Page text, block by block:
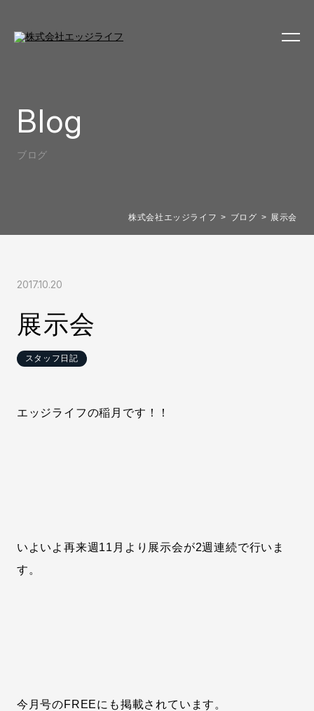
Blog
ブログ
株式会社エッジライフ ブログ 展示会
2017.10.20
展示会
スタッフ日記
エッジライフの稲月です！！
いよいよ再来週11月より展示会が2週連続で行いま
す。
今月号のFREEにも掲載されています。